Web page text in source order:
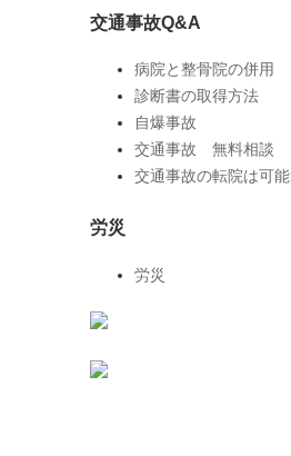
交通事故Q&A
病院と整骨院の併用
診断書の取得方法
自爆事故
交通事故 無料相談
交通事故の転院は可能
労災
労災